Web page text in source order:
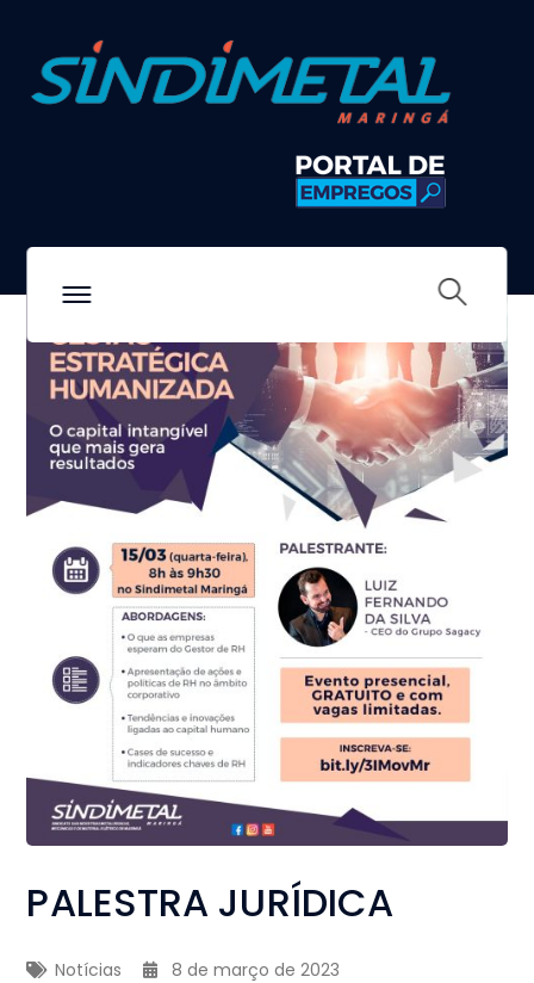
PALESTRA JURÍDICA
Notícias 8 de março de 2023